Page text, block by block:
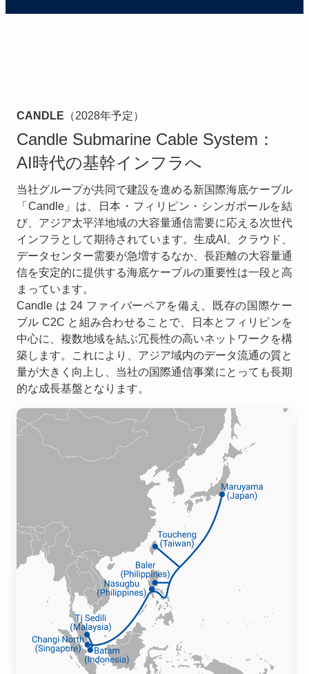
CANDLE （2028年予定）
Candle Submarine Cable System：
AI時代の基幹インフラへ
当社グループが共同で建設を進める新国際海底ケーブル
「Candle」は、日本・フィリピン・シンガポールを結
び、アジア太平洋地域の大容量通信需要に応える次世代
インフラとして期待されています。生成AI、クラウド、
データセンター需要が急増するなか、長距離の大容量通
信を安定的に提供する海底ケーブルの重要性は一段と高
まっています。
Candle は 24 ファイバーペアを備え、既存の国際ケー
ブル C2C と組み合わせることで、日本とフィリピンを
中心に、複数地域を結ぶ冗長性の高いネットワークを構
築します。これにより、アジア域内のデータ流通の質と
量が大きく向上し、当社の国際通信事業にとっても長期
的な成長基盤となります。